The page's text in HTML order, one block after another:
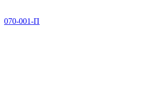
070-001-П